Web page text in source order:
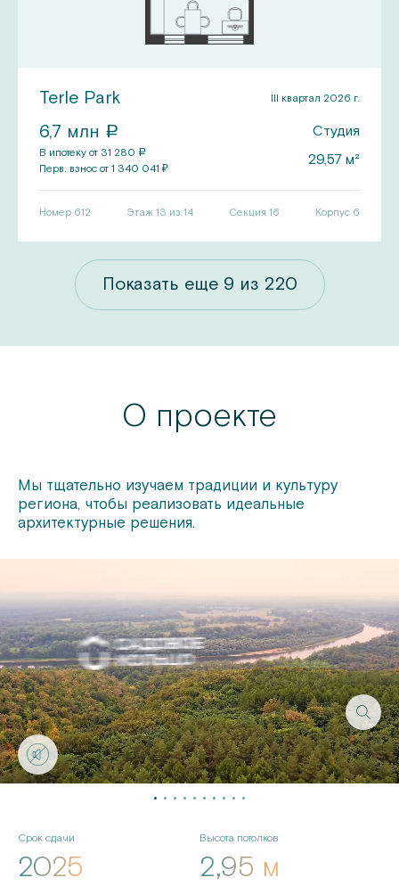
Terle Park III квартал 2026 г.
6,7 млн a Студия
В ипотеку от 31 280 a
Перв. взнос от 1 340 041 ₽ 29,57 м²
Номер 612 Этаж 13 из 14 Секция 16 Корпус 6
Показать еще 9 из 220
О проекте
Мы тщательно изучаем традиции и культуру
региона, чтобы реализовать идеальные
архитектурные решения.
Срок сдачи
2025
Высота потолков
2,95 м